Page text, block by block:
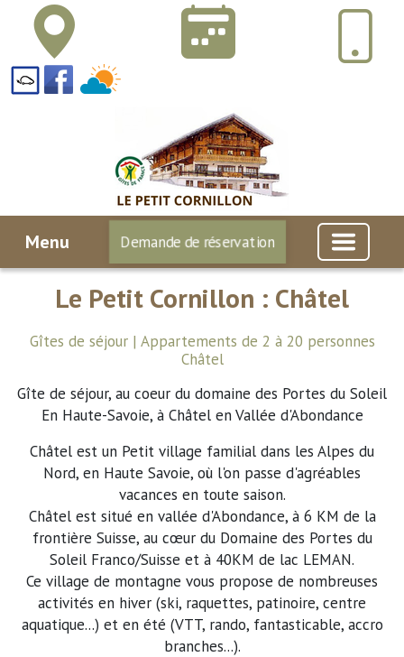
Menu Demande de réservation
Le Petit Cornillon : Châtel
Gîtes de séjour | Appartements de 2 à 20 personnes
Châtel
Gîte de séjour, au coeur du domaine des Portes du Soleil
En Haute-Savoie, à Châtel en Vallée d'Abondance
Châtel est un Petit village familial dans les Alpes du
Nord, en Haute Savoie, où l'on passe d'agréables
vacances en toute saison.
Châtel est situé en vallée d'Abondance, à 6 KM de la
frontière Suisse, au cœur du Domaine des Portes du
Soleil Franco/Suisse et à 40KM de lac LEMAN.
Ce village de montagne vous propose de nombreuses
activités en hiver (ski, raquettes, patinoire, centre
aquatique...) et en été (VTT, rando, fantasticable, accro
branches...).